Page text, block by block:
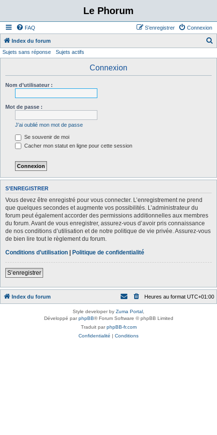
Le Phorum
FAQ Connexion
S’enregistrer
Index du forum
Sujets sans réponse Sujets actifs
Connexion
Nom d’utilisateur :
Mot de passe :
J’ai oublié mon mot de passe
Se souvenir de moi
Cacher mon statut en ligne pour cette session
S’ENREGISTRER
Vous devez être enregistré pour vous connecter. L’enregistrement ne prend
que quelques secondes et augmente vos possibilités. L’administrateur du
forum peut également accorder des permissions additionnelles aux membres
du forum. Avant de vous enregistrer, assurez-vous d’avoir pris connaissance
de nos conditions d’utilisation et de notre politique de vie privée. Assurez-vous
de bien lire tout le règlement du forum.
Conditions d’utilisation | Politique de confidentialité
S’enregistrer
Index du forum Heures au format UTC+01:00
Style developer by Zuma Portal
Développé parphpBB® Forum Software © phpBB Limited
Traduit parphpBB-fr.com
Confidentialité | Conditions